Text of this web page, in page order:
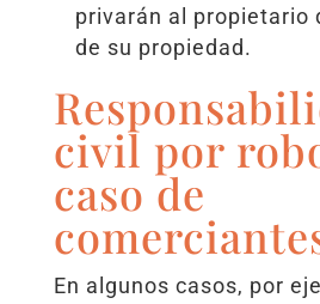
privarán al propietario
de su propiedad.
civil por
caso de
En algunos casos, por